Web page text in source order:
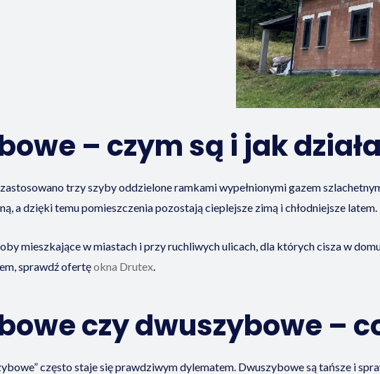
– czym są i jak
trzy szyby oddzielone ramkami wypełnionymi gazem
a dzięki temu pomieszczenia pozostają cieplejsze zimą i chłodniejsze latem.
mieszkające w miastach i przy ruchliwych ulicach, dla których cisza w
sprawdź ofertęokna Drutex.
czy dwuszybowe –
często staje się prawdziwym dylematem. Dwuszybowe są tańsze i